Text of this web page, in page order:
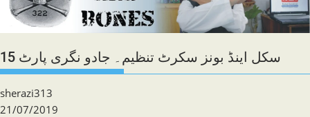
سکل اینڈ بونز سکرٹ تنظیم۔ جادو نگری پارٹ 15
Post
author:
sherazi313
Post
21/07/2019